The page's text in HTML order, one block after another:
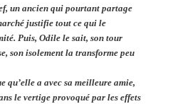
un ancien qui pourtant partage
justifie tout ce qui le
Puis, Odile le sait, son tour
son isolement la transforme peu
qu’elle a avec sa meilleure amie,
le vertige provoqué par les effets